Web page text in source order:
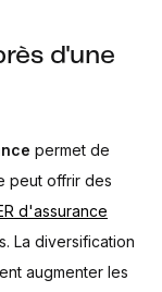
d'une
permet de
peut offrir des
d'assurance
La diversification
augmenter les